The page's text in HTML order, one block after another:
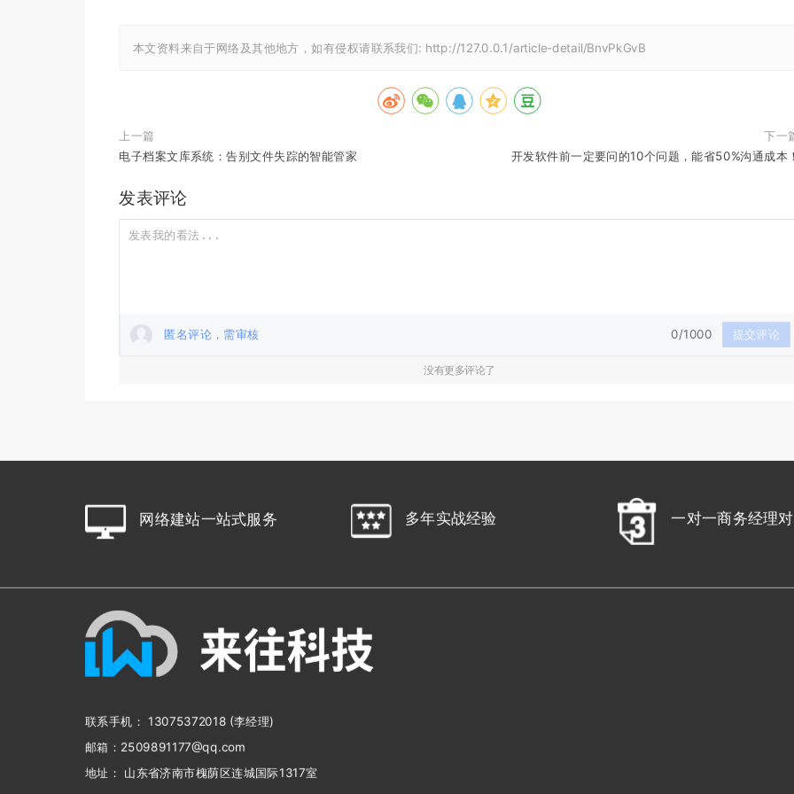
本文资料来自于网络及其他地方，如有侵权请联系我们: http://127.0.0.1/article-detail/BnvPkGvB
上一篇
电子档案文库系统：告别文件失踪的智能管家
下一
开发软件前一定要问的10个问题，能省50%沟通成本
发表评论
匿名评论，需审核 0/1000 提交评论
没有更多评论了
网络建站一站式服务 多年实战经验 一对一商务经理
联系手机： 13075372018 (李经理)
邮箱：2509891177@qq.com
地址： 山东省济南市槐荫区连城国际1317室